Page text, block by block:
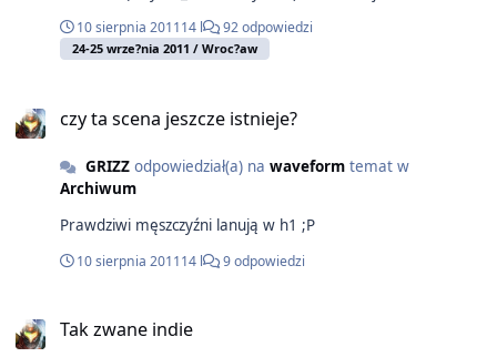
10 sierpnia 201114 l 92 odpowiedzi
24-25 wrze?nia 2011 / Wroc?aw
czy ta scena jeszcze istnieje?
GRIZZodpowiedział(a) na waveformtemat w
Archiwum
Prawdziwi męszczyźni lanują w h1 ;P
10 sierpnia 201114 l 9 odpowiedzi
Tak zwane indie